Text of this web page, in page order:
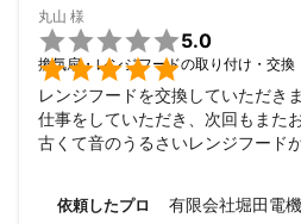
丸山 様


5.0
換気扇・レンジフードの取り付け・交換
レンジフードを交換していただき
仕事をしていただき、次回もまた
古くて音のうるさいレンジフード
依頼したプロ 有限会社堀田電